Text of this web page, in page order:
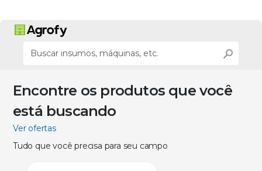
Encontre os produtos que você
está buscando
Ver ofertas
Tudo que você precisa para seu campo